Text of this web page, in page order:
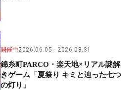
開催中2026.06.05 2026.08.31
錦糸町PARCO・楽天地×リアル謎解
きゲーム「夏祭り キミと辿った七つ
の灯り」